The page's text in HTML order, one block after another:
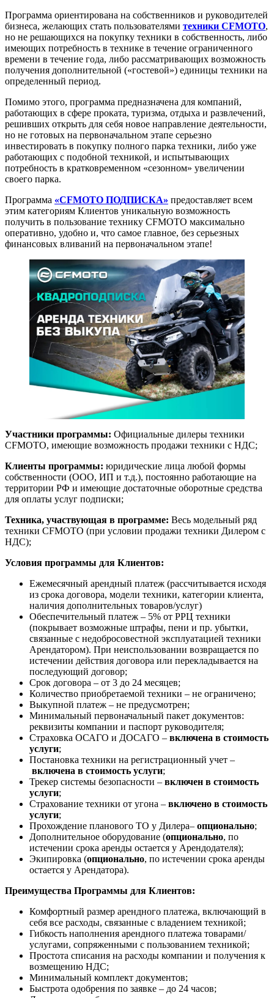
Программа ориентирована на собственников и руководителей
бизнеса, желающих стать пользователями техники CFMOTO,
но не решающихся на покупку техники в собственность, либо
имеющих потребность в технике в течение ограниченного
времени в течение года, либо рассматривающих возможность
получения дополнительной («гостевой») единицы техники на
определенный период.
Помимо этого, программа предназначена для компаний,
работающих в сфере проката, туризма, отдыха и развлечений,
решивших открыть для себя новое направление деятельности,
но не готовых на первоначальном этапе серьезно
инвестировать в покупку полного парка техники, либо уже
работающих с подобной техникой, и испытывающих
потребность в кратковременном «сезонном» увеличении
своего парка.
Программа «CFMOTO ПОДПИСКА» предоставляет всем
этим категориям Клиентов уникальную возможность
получить в пользование технику CFMOTO максимально
оперативно, удобно и, что самое главное, без серьезных
финансовых вливаний на первоначальном этапе!
Участники программы: Официальные дилеры техники
CFMOTO, имеющие возможность продажи техники с НДС;
Клиенты программы: юридические лица любой формы
собственности (ООО, ИП и т.д.), постоянно работающие на
территории РФ и имеющие достаточные оборотные средства
для оплаты услуг подписки;
Техника, участвующая в программе: Весь модельный ряд
техники CFMOTO (при условии продажи техники Дилером с
НДС);
Условия программы для Клиентов:
Ежемесячный арендный платеж (рассчитывается исходя
из срока договора, модели техники, категории клиента,
наличия дополнительных товаров/услуг)
Обеспечительный платеж – 5% от РРЦ техники
(покрывает возможные штрафы, пени и пр. убытки,
связанные с недобросовестной эксплуатацией техники
Арендатором). При неиспользовании возвращается по
истечении действия договора или перекладывается на
последующий договор;
Срок договора – от 3 до 24 месяцев;
Количество приобретаемой техники – не ограничено;
Выкупной платеж – не предусмотрен;
Минимальный первоначальный пакет документов:
реквизиты компании и паспорт руководителя;
Страховка ОСАГО и ДОСАГО – включена в стоимость
услуги;
Постановка техники на регистрационный учет –
включена в стоимость услуги;
Трекер системы безопасности – включен в стоимость
услуги;
Страхование техники от угона – включено в стоимость
услуги;
Прохождение планового ТО у Дилера– опционально;
Дополнительное оборудование (опционально, по
истечении срока аренды остается у Арендодателя);
Экипировка (опционально, по истечении срока аренды
остается у Арендатора).
Преимущества Программы для Клиентов:
Комфортный размер арендного платежа, включающий в
себя все расходы, связанные с владением техникой;
Гибкость наполнения арендного платежа товарами/
услугами, сопряженными с пользованием техникой;
Простота списания на расходы компании и получения к
возмещению НДС;
Минимальный комплект документов;
Быстрота одобрения по заявке – до 24 часов;